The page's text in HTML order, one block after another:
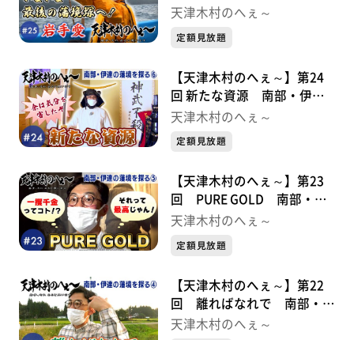
境を探る⑦
天津木村のへぇ～
定額見放題
【天津木村のへぇ～】第24
回 新たな資源 南部・伊達
の藩境を探る⑥
天津木村のへぇ～
定額見放題
【天津木村のへぇ～】第23
回 PURE GOLD 南部・伊
達の藩境を探る⑤
天津木村のへぇ～
定額見放題
【天津木村のへぇ～】第22
回 離ればなれで 南部・伊
達の藩境を探る④
天津木村のへぇ～